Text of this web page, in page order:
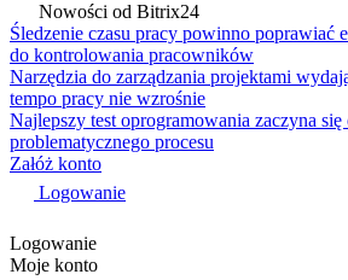
Nowości od Bitrix24
Śledzenie czasu pracy powinno poprawiać
do kontrolowania pracowników
Narzędzia do zarządzania projektami
tempo pracy nie wzrośnie
Najlepszy test oprogramowania zaczyna się
problematycznego procesu
Załóż konto
Logowanie
Logowanie
Moje konto